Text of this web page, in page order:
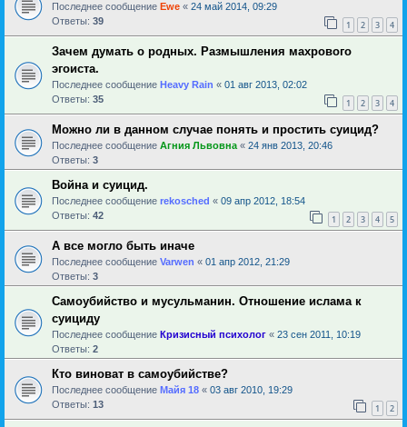
Последнее сообщение Ewe « 24 май 2014, 09:29
Ответы: 39 1 2 3 4
Зачем думать о родных. Размышления махрового
эгоиста.
Последнее сообщение Heavy Rain « 01 авг 2013, 02:02
Ответы: 35 1 2 3 4
Можно ли в данном случае понять и простить суицид?
Последнее сообщение Агния Львовна « 24 янв 2013, 20:46
Ответы: 3
Война и суицид.
Последнее сообщение rekosched « 09 апр 2012, 18:54
Ответы: 42 1 2 3 4 5
А все могло быть иначе
Последнее сообщение Varwen « 01 апр 2012, 21:29
Ответы: 3
Самоубийство и мусульманин. Отношение ислама к
суициду
Последнее сообщение Кризисный психолог « 23 сен 2011, 10:19
Ответы: 2
Кто виноват в самоубийстве?
Последнее сообщение Майя 18 « 03 авг 2010, 19:29
Ответы: 13 1 2